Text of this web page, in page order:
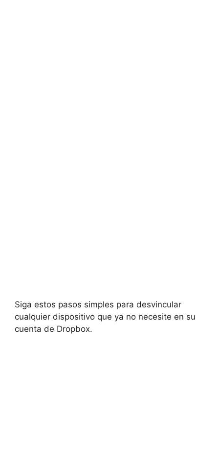
Siga estos pasos simples para desvincular
cualquier dispositivo que ya no necesite en su
cuenta de Dropbox.